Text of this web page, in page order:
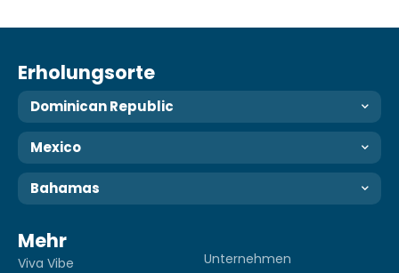
Erholungsorte
Dominican Republic
Mexico
Bahamas
Mehr
Viva Vibe
Unternehmen